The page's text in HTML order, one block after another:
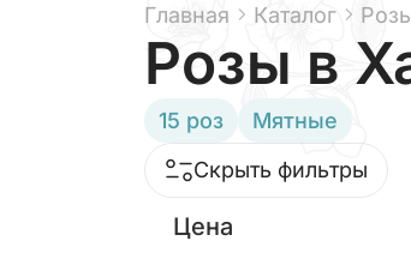
Главная Каталог
Розы в
15 роз
Мятные
Скрыть фильтры
Цена